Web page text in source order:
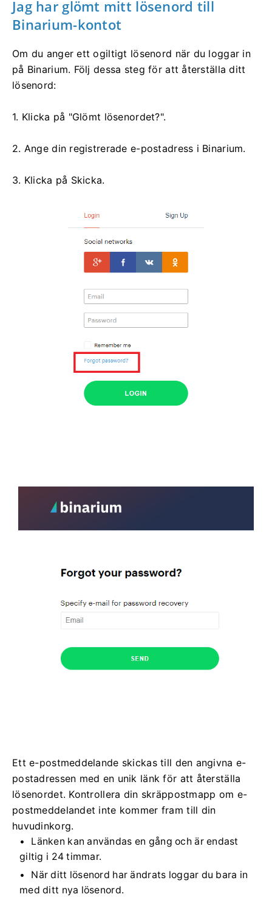
Jag har glömt mitt lösenord till
Binarium-kontot
Om du anger ett ogiltigt lösenord när du loggar in
på Binarium. Följ dessa steg för att återställa ditt
lösenord:
1. Klicka på "Glömt lösenordet?".
2. Ange din registrerade e-postadress i Binarium.
3. Klicka på Skicka.
Ett e-postmeddelande skickas till den angivna e-
postadressen med en unik länk för att återställa
lösenordet. Kontrollera din skräppostmapp om e-
postmeddelandet inte kommer fram till din
huvudinkorg.
Länken kan användas en gång och är endast
giltig i 24 timmar.
När ditt lösenord har ändrats loggar du bara in
med ditt nya lösenord.